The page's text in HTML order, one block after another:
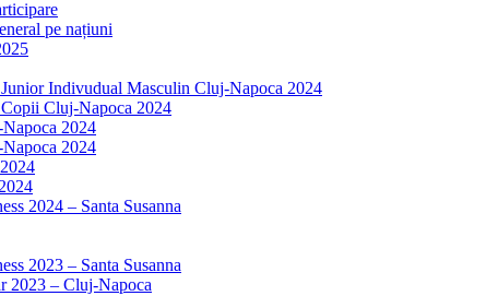
pe națiuni
Indivudual Masculin Cluj-Napoca 2024
Cluj-Napoca 2024
2024
2024
2024 – Santa Susanna
2023 – Santa Susanna
2023 – Cluj-Napoca